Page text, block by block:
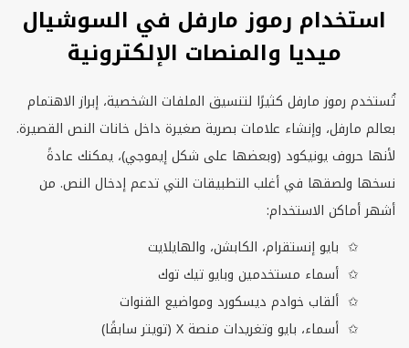
استخدام رموز مارفل في السوشيال
ميديا والمنصات الإلكترونية
تُستخدم رموز مارفل كثيرًا لتنسيق الملفات الشخصية، إبراز الاهتمام
بعالم مارفل، وإنشاء علامات بصرية صغيرة داخل خانات النص القصيرة.
لأنها حروف يونيكود (وبعضها على شكل إيموجي)، يمكنك عادةً
نسخها ولصقها في أغلب التطبيقات التي تدعم إدخال النص. من
أشهر أماكن الاستخدام:
بايو إنستقرام، الكابشن، والهايلايت
أسماء مستخدمين وبايو تيك توك
ألقاب خوادم ديسكورد ومواضيع القنوات
أسماء، بايو وتغريدات منصةX (تويتر سابقًا)